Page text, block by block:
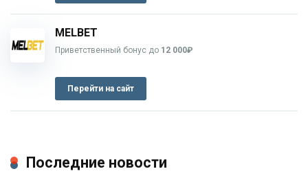
MELBET
Приветственный бонус до 12 000₽
Перейти на сайт
Последние новости